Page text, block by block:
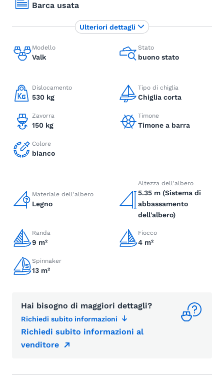
Barca usata
Modello
Valk
Stato
buono stato
Dislocamento
530 kg
Tipo di chiglia
Chiglia corta
Zavorra
150 kg
Timone
Timone a barra
Colore
bianco
Materiale dell'albero
Legno
Altezza dell'albero
5.35 m (Sistema di
abbassamento
dell'albero)
Randa
9 m²
Fiocco
4 m²
Spinnaker
13 m²
Hai bisogno di maggiori dettagli?
Richiedi subito informazioni
Richiedi subito informazioni al
venditore
Ulteriori dettagli